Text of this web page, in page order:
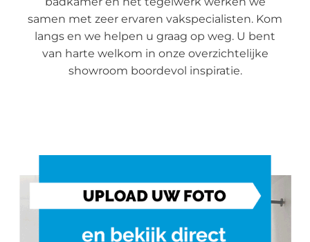
samen met zeer ervaren vakspecialisten. Kom
langs en we helpen u graag op weg. U bent
van harte welkom in onze overzichtelijke
showroom boordevol inspiratie.